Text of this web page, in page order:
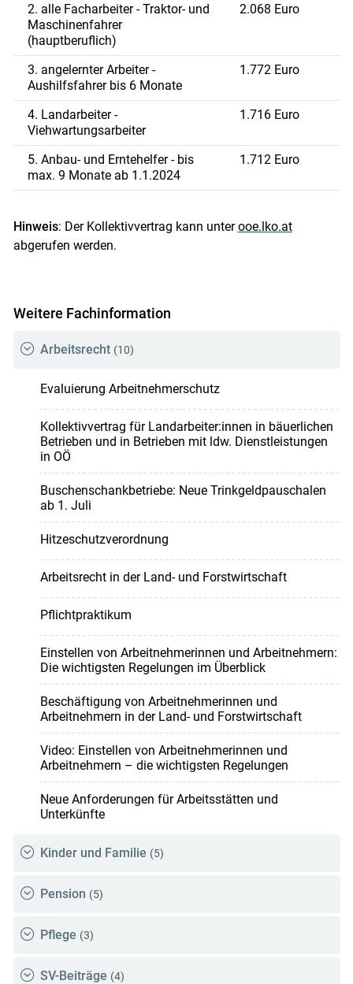
Skip to main content
2. alle Facharbeiter - Traktor- und
Maschinenfahrer
(hauptberuflich)
2.068 Euro
3. angelernter Arbeiter -
Aushilfsfahrer bis 6 Monate
1.772 Euro
4. Landarbeiter -
Viehwartungsarbeiter
1.716 Euro
5. Anbau- und Erntehelfer - bis
max. 9 Monate ab 1.1.2024
1.712 Euro
Hinweis: Der Kollektivvertrag kann unterooe.lko.at
abgerufen werden.
Weitere Fachinformation
Arbeitsrecht (10)
Evaluierung Arbeitnehmerschutz
Kollektivvertrag für Landarbeiter:innen in bäuerlichen
Betrieben und in Betrieben mit ldw. Dienstleistungen
in OÖ
Buschenschankbetriebe: Neue Trinkgeldpauschalen
ab 1. Juli
Hitzeschutzverordnung
Arbeitsrecht in der Land- und Forstwirtschaft
Pflichtpraktikum
Einstellen von Arbeitnehmerinnen und Arbeitnehmern:
Die wichtigsten Regelungen im Überblick
Beschäftigung von Arbeitnehmerinnen und
Arbeitnehmern in der Land- und Forstwirtschaft
Video: Einstellen von Arbeitnehmerinnen und
Arbeitnehmern – die wichtigsten Regelungen
Neue Anforderungen für Arbeitsstätten und
Unterkünfte
Kinder und Familie (5)
Pension (5)
Pflege (3)
SV-Beiträge (4)